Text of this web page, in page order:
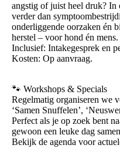
angstig of juist heel druk?
verder dan
onderliggende oorzaken én
herstel – voor hond én mens.
Inclusief: Intakegesprek en
Kosten: Op aanvraag.
🐾 Workshops & Specials
Regelmatig organiseren we
‘Samen Snuffelen’,
Perfect als je op zoek bent
gewoon een leuke dag
Bekijk de agenda voor